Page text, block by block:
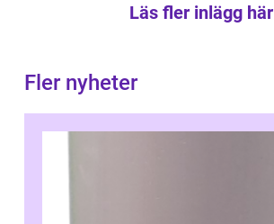
Läs fler inlägg här
Fler nyheter